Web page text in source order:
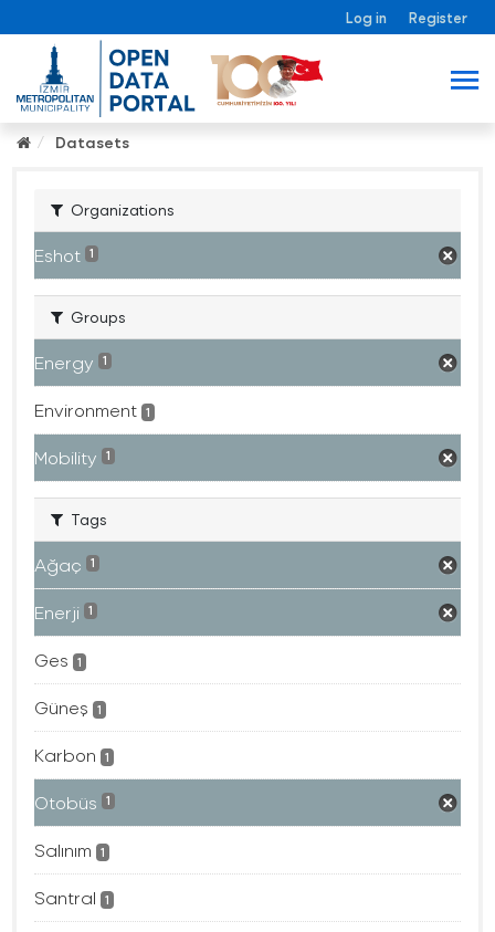
Log in Register
Datasets
Organizations
Eshot 1
Groups
Energy 1
Environment 1
Mobility 1
Tags
Ağaç 1
Enerji 1
Ges 1
Güneş 1
Karbon 1
Otobüs 1
Salınım 1
Santral 1